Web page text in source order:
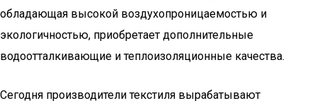
обладающая высокой воздухопроницаемостью и
экологичностью, приобретает дополнительные
водоотталкивающие и теплоизоляционные качества.
Сегодня производители текстиля вырабатывают